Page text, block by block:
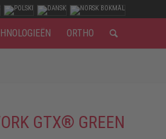
ORTHO
GTX® GREEN